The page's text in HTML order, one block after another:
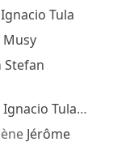
Tula
Musy
Stefan
Ignacio Tula…
Jérôme